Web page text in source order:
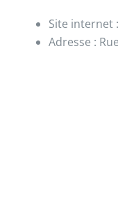
Site internet :
Adresse :